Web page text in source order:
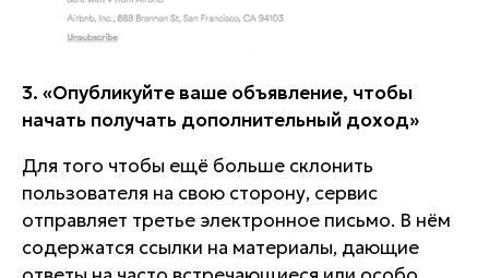
3. «Опубликуйте ваше объявление, чтобы
начать получать дополнительный доход»
Для того чтобы ещё больше склонить
пользователя на свою сторону, сервис
отправляет третье электронное письмо. В нём
содержатся ссылки на материалы, дающие